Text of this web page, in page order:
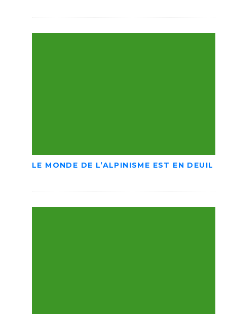
LE MONDE DE L’ALPINISME EST EN DEUIL